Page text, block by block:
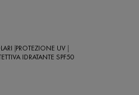
PROTEZIONE UV
IDRATANTE SPF50